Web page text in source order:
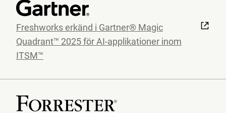
Freshworks erkänd i Gartner® Magic
Quadrant™ 2025 för AI-applikationer inom
ITSM™